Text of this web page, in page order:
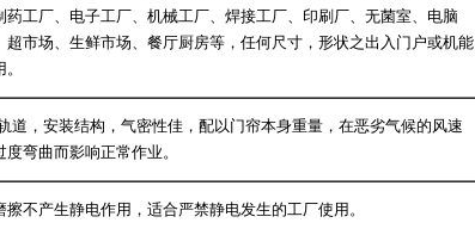
药工厂、电子工厂、机械工厂、焊接工厂、印刷厂、无菌室、电脑
超市场、生鲜市场、餐厅厨房等，任何尺寸，形状之出入门户或机能
道，安装结构，气密性佳，配以门帘本身重量，在恶劣气候的风速
弯曲而影响正常作业。
擦不产生静电作用，适合严禁静电发生的工厂使用。